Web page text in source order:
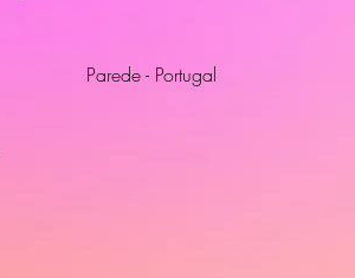
Parede - Portugal